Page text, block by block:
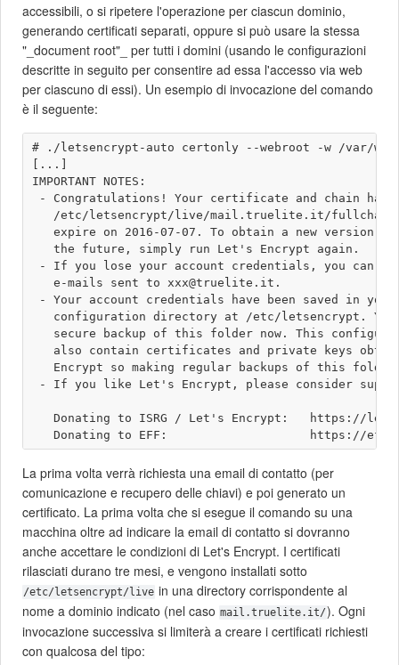
accessibili, o si ripetere l'operazione per ciascun dominio,
generando certificati separati, oppure si può usare la stessa
"_document root"_ per tutti i domini (usando le configurazioni
descritte in seguito per consentire ad essa l'accesso via web
per ciascuno di essi). Un esempio di invocazione del comando
è il seguente:
# ./letsencrypt-auto certonly --webroot -w /var/
[...]
IMPORTANT NOTES:
- Congratulations! Your certificate and chain have
/etc/letsencrypt/live/mail.truelite.it/
expire on 2016-07-07. To obtain a new version
   the future, simply run Let's Encrypt again.
- If you lose your account credentials, you can
   e-mails sent to xxx@truelite.it.
- Your account credentials have been saved in
configuration directory at /etc/letsencrypt.
secure backup of this folder now. This
also contain certificates and private keys
Encrypt so making regular backups of this folder
- If you like Let's Encrypt, please consider
Donating to ISRG / Let's Encrypt:   https://
La prima volta verrà richiesta una email di contatto (per
comunicazione e recupero delle chiavi) e poi generato un
certificato. La prima volta che si esegue il comando su una
macchina oltre ad indicare la email di contatto si dovranno
anche accettare le condizioni di Let's Encrypt. I certificati
rilasciati durano tre mesi, e vengono installati sotto
/etc/letsencrypt/live in una directory corrispondente al
nome a dominio indicato (nel caso mail.truelite.it/). Ogni
invocazione successiva si limiterà a creare i certificati richiesti
con qualcosa del tipo: